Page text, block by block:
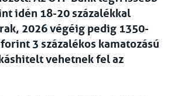
idén 18-20 százalékkal
2026 végéig pedig 1350-
3 százalékos kamatozású
vehetnek fel az